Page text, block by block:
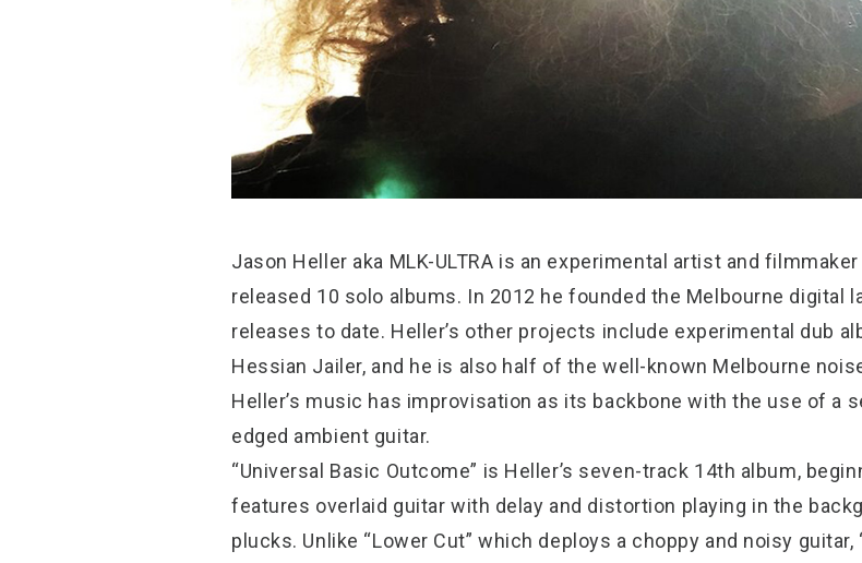
Jason Heller aka MLK-ULTRA is an experimental artist and
released 10 solo albums. In 2012 he founded the Melbourne digital
releases to date. Heller’s other projects include experimental dub
Hessian Jailer, and he is also half of the well-known Melbourne
Heller’s music has improvisation as its backbone with the use of a
edged ambient guitar.
“Universal Basic Outcome” is Heller’s seven-track 14th album,
features overlaid guitar with delay and distortion playing in the
plucks. Unlike “Lower Cut” which deploys a choppy and noisy